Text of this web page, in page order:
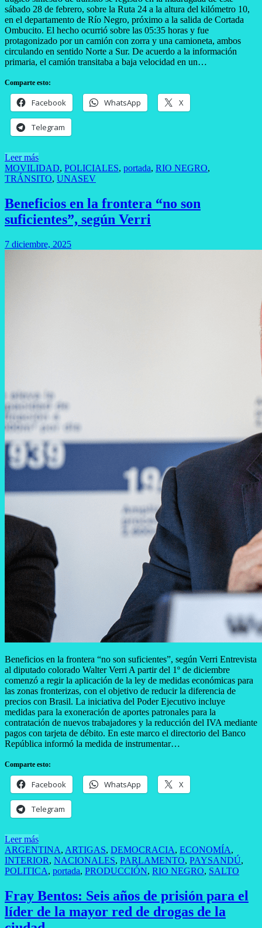
sábado 28 de febrero, sobre la Ruta 24 a la altura del kilómetro 10,
en el departamento de Río Negro, próximo a la salida de Cortada
Ombucito. El hecho ocurrió sobre las 05:35 horas y fue
protagonizado por un camión con zorra y una camioneta, ambos
circulando en sentido Norte a Sur. De acuerdo a la información
primaria, el camión transitaba a baja velocidad en un…
Comparte esto:
Facebook WhatsApp X
Telegram
Leer más
MOVILIDAD, POLICIALES, portada, RIO NEGRO,
TRÁNSITO, UNASEV
Beneficios en la frontera “no son
suficientes”, según Verri
7 diciembre, 2025
Beneficios en la frontera “no son suficientes”, según Verri Entrevista
al diputado colorado Walter Verri A partir del 1º de diciembre
comenzó a regir la aplicación de la ley de medidas económicas para
las zonas fronterizas, con el objetivo de reducir la diferencia de
precios con Brasil. La iniciativa del Poder Ejecutivo incluye
medidas para la exoneración de aportes patronales para la
contratación de nuevos trabajadores y la reducción del IVA mediante
pagos con tarjeta de débito. En este marco el directorio del Banco
República informó la medida de instrumentar…
Comparte esto:
Facebook WhatsApp X
Telegram
Leer más
ARGENTINA, ARTIGAS, DEMOCRACIA, ECONOMÍA,
INTERIOR, NACIONALES, PARLAMENTO, PAYSANDÚ,
POLITICA, portada, PRODUCCIÓN, RIO NEGRO, SALTO
Fray Bentos: Seis años de prisión para el
líder de la mayor red de drogas de la